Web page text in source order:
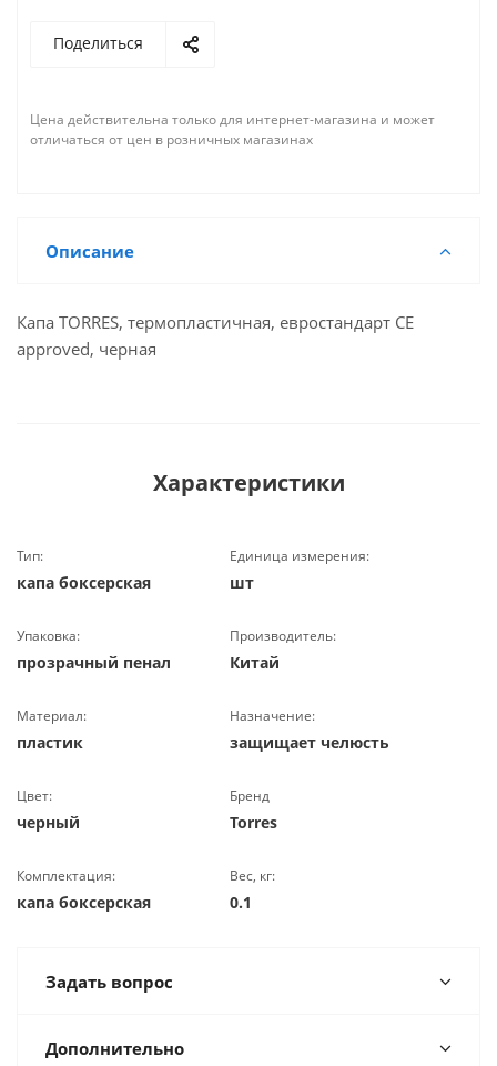
Поделиться
Цена действительна только для интернет-магазина и может
отличаться от цен в розничных магазинах
Описание
Капа TORRES, термопластичная, евростандарт CE
approved, черная
Характеристики
Тип:
капа боксерская
Единица измерения:
шт
Упаковка:
прозрачный пенал
Производитель:
Китай
Материал:
пластик
Назначение:
защищает челюсть
Цвет:
черный
Бренд
Torres
Комплектация:
капа боксерская
Вес, кг:
0.1
Задать вопрос
Дополнительно